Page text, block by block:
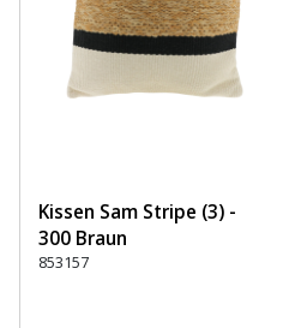
Kissen Sam Stripe (3) -
300 Braun
853157